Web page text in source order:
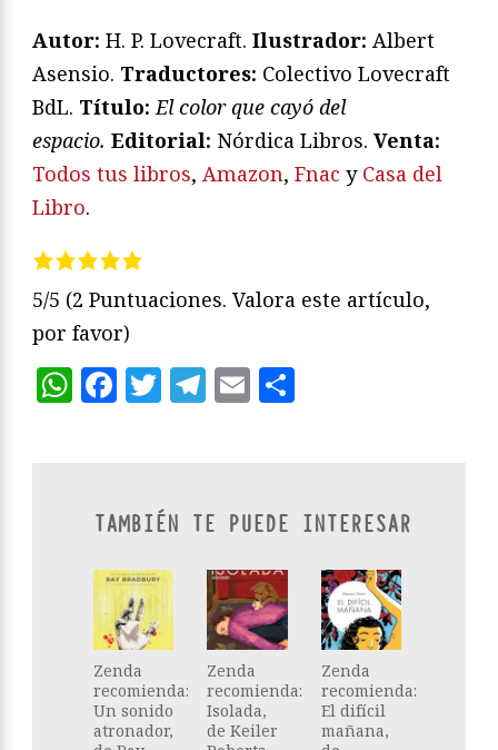
Autor: H. P. Lovecraft. Ilustrador: Albert
Asensio. Traductores: Colectivo Lovecraft
BdL. Título:El color que cayó del
espacio. Editorial: Nórdica Libros. Venta:
Todos tus libros, Amazon, Fnac y Casa del
Libro.
5/5 (2 Puntuaciones. Valora este artículo,
por favor)
WhatsApp
Facebook
Twitter
Telegram
Email
TAMBIÉN TE PUEDE INTERESAR
Zenda
recomienda:
Un sonido
atronador,
Zenda
recomienda:
Isolada,
de Keiler
Zenda
recomienda:
El difícil
mañana,